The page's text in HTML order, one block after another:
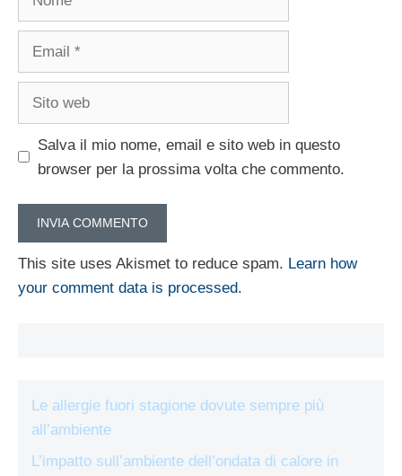
Email
Sito
Salva il mio nome, email e sito web in questo
browser per la prossima volta che commento.
This site uses Akismet to reduce spam. Learn how
your comment data is processed.
Le allergie fuori stagione dovute sempre più
all’ambiente
L’impatto sull’ambiente dell’ondata di calore in